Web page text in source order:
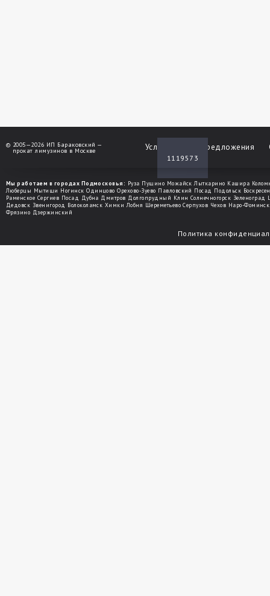
Услуги Спецпредложения
1119573
© 2005—2026 ИП Бараковский —
прокат лимузинов в Москве
Мы работаем в городах Подмосковья: Руза Пущино Можайск Лыткарино Кашира
Люберцы Мытищи Ногинск Одинцово Орехово-Зуево Павловский Посад Подольск
Раменское Сергиев Посад Дубна Дмитров Долгопрудный Клин Солнечногорск Зеленоград
Дедовск Звенигород Волоколамск Химки Лобня Шереметьево Серпухов Чехов Наро-Фоминск
Фрязино Дзержинский
Политика